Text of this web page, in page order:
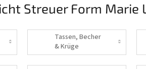
Streuer Form Marie
Tassen, Becher
& Krüge